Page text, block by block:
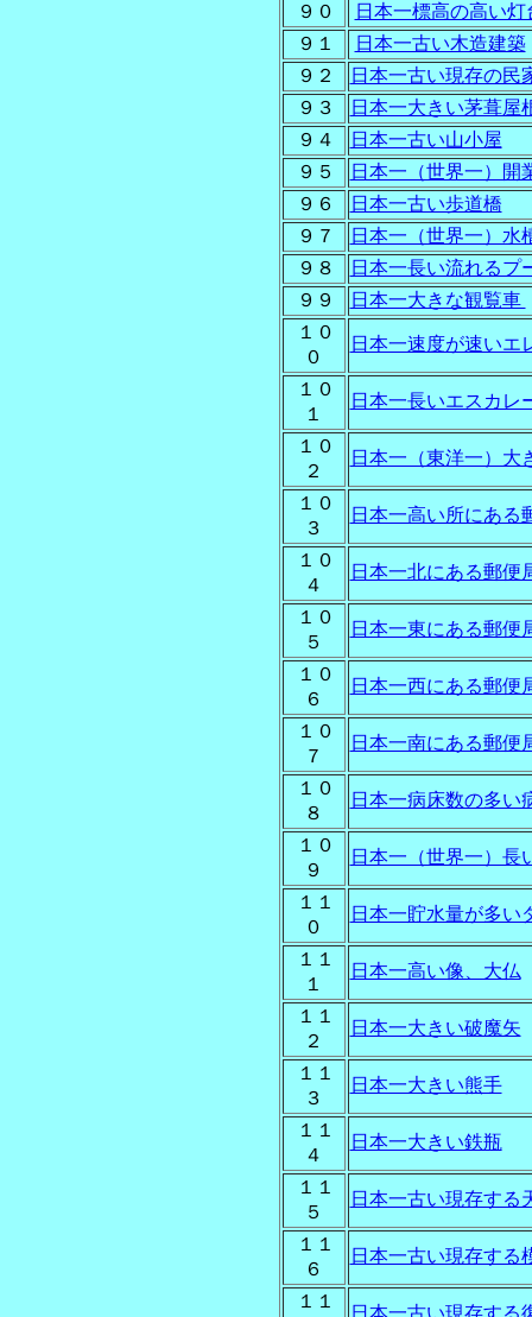
９０
日本一標高の高い灯
９１
日本一古い木造建築
９２
日本一古い現存の民
９３
日本一大きい茅葺屋
９４
日本一古い山小屋
９５
日本一（世界一）開
９６
日本一古い歩道橋
９７
日本一（世界一）水
９８
日本一長い流れるプ
９９
日本一大きな観覧車
１０
０
日本一速度が速いエ
１０
１
日本一長いエスカレ
１０
２
日本一（東洋一）
１０
３
日本一高い所にある
１０
４
日本一北にある郵便
１０
５
日本一東にある郵便
１０
６
日本一西にある郵便
１０
７
日本一南にある郵便
１０
８
日本一病床数の多い
１０
９
日本一（世界一）長
１１
０
日本一貯水量が多い
１１
１
日本一高い像、大仏
１１
２
日本一大きい破魔矢
１１
３
日本一大きい熊手
１１
４
日本一大きい鉄瓶
１１
５
日本一古い現存する
１１
６
日本一古い現存する
１１
日本一古い現存する